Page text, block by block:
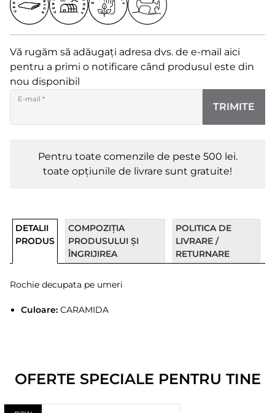
Vă rugăm să adăugați adresa dvs. de e-mail aici
pentru a primi o notificare când produsul este din
nou disponibil
E-mail*
TRIMITE
Pentru toate comenzile de peste 500 lei.
toate opțiunile de livrare sunt gratuite!
DETALII
PRODUS
COMPOZIȚIA
PRODUSULUI ȘI
ÎNGRIJIREA
POLITICA DE
LIVRARE /
RETURNARE
Rochie decupata pe umeri
Culoare:CARAMIDA
OFERTE SPECIALE PENTRU TINE